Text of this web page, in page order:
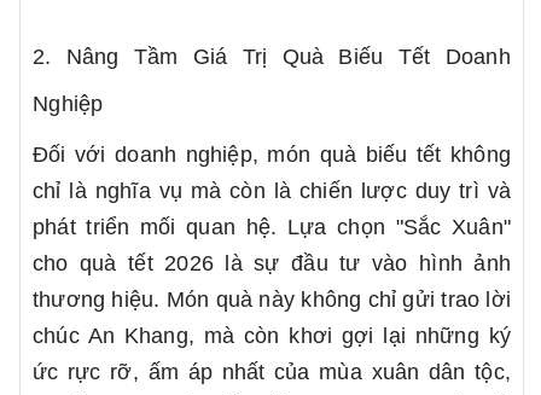
2. Nâng Tầm Giá Trị Quà Biếu Tết Doanh
Nghiệp
Đối với doanh nghiệp, món quà biếu tết không
chỉ là nghĩa vụ mà còn là chiến lược duy trì và
phát triển mối quan hệ. Lựa chọn "Sắc Xuân"
cho quà tết 2026 là sự đầu tư vào hình ảnh
thương hiệu. Món quà này không chỉ gửi trao lời
chúc An Khang, mà còn khơi gợi lại những ký
ức rực rỡ, ấm áp nhất của mùa xuân dân tộc,